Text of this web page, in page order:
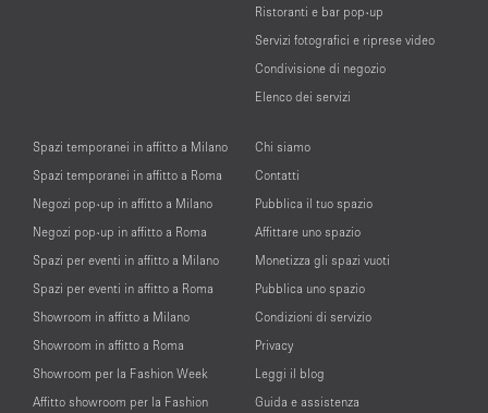
Ristoranti e bar pop-up
Servizi fotografici e riprese video
Condivisione di negozio
Elenco dei servizi
Spazi temporanei in affitto a Milano
Spazi temporanei in affitto a Roma
Negozi pop-up in affitto a Milano
Negozi pop-up in affitto a Roma
Spazi per eventi in affitto a Milano
Spazi per eventi in affitto a Roma
Showroom in affitto a Milano
Showroom in affitto a Roma
Showroom per la Fashion Week
Affitto showroom per la Fashion
Chi siamo
Contatti
Pubblica il tuo spazio
Affittare uno spazio
Monetizza gli spazi vuoti
Pubblica uno spazio
Condizioni di servizio
Privacy
Leggi il blog
Guida e assistenza